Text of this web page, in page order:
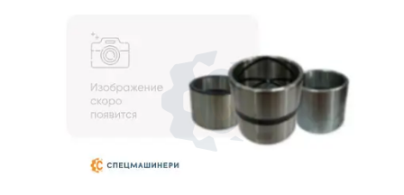
3D тур по производству
3D тур по складам
sksale@skdst.ru